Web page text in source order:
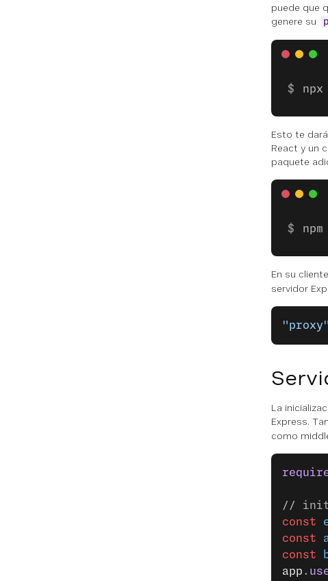
puede que
genere su
Esto te
React y un
paquete
En su cliente
servidor
"proxy"
La
Express.
como
// init
const
const
const
app .